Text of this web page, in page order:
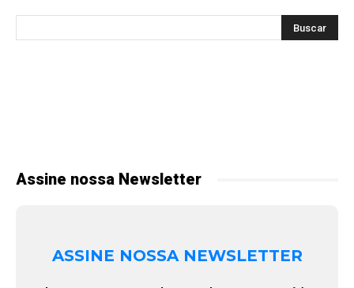
Assine nossa Newsletter
ASSINE NOSSA NEWSLETTER